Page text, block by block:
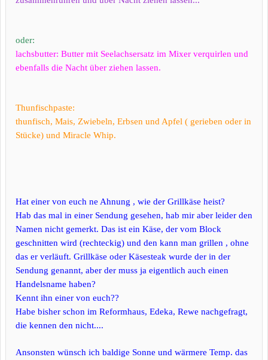
oder:
lachsbutter: Butter mit Seelachsersatz im Mixer verquirlen und
ebenfalls die Nacht über ziehen lassen.
Thunfischpaste:
thunfisch, Mais, Zwiebeln, Erbsen und Apfel ( gerieben oder in
Stücke) und Miracle Whip.
Hat einer von euch ne Ahnung , wie der Grillkäse heist?
Hab das mal in einer Sendung gesehen, hab mir aber leider den
Namen nicht gemerkt. Das ist ein Käse, der vom Block
geschnitten wird (rechteckig) und den kann man grillen , ohne
das er verläuft. Grillkäse oder Käsesteak wurde der in der
Sendung genannt, aber der muss ja eigentlich auch einen
Handelsname haben?
Kennt ihn einer von euch??
Habe bisher schon im Reformhaus, Edeka, Rewe nachgefragt,
die kennen den nicht....
Ansonsten wünsch ich baldige Sonne und wärmere Temp. das